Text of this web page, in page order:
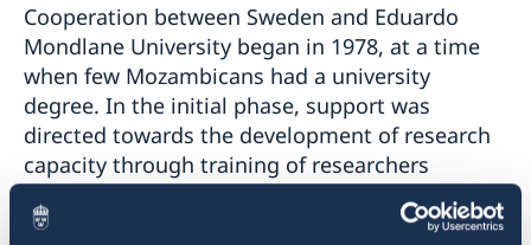
Cooperation between Sweden and Eduardo
Mondlane University began in 1978, at a time
when few Mozambicans had a university
degree. In the initial phase, support was
directed towards the development of research
capacity through training of researchers
abroad.